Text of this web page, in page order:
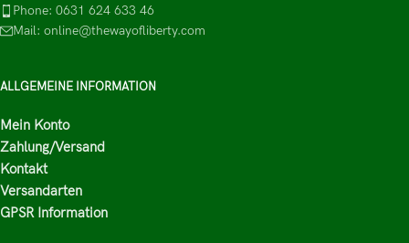
Phone: 0631 624 633 46
Mail: online@thewayofliberty.com
ALLGEMEINE INFORMATION
Mein Konto
Zahlung/Versand
Kontakt
Versandarten
GPSR Information